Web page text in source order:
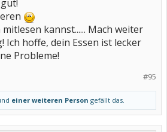
kannst...... Mach weiter
Ich hoffe, dein Essen ist lecker
Probleme!
#95
einer weiteren Person gefällt das.